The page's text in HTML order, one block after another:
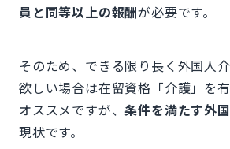
員と同等以上の報酬が必要です。
そのため、できる限り長く外国人
欲しい場合は在留資格「介護」を
オススメですが、条件を満たす外
現状です。